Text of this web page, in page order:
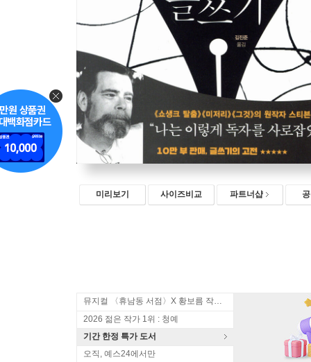
미리보기 사이즈비교 파트너샵
뮤지컬 〈휴남동 서점〉X 황보름 작가 북토크
2026 젊은 작가 1위 : 청예
기간 한정 특가 도서
오직, 예스24에서만